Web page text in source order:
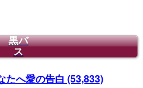
黒バ
ス
たへ愛の告白 (53,833)